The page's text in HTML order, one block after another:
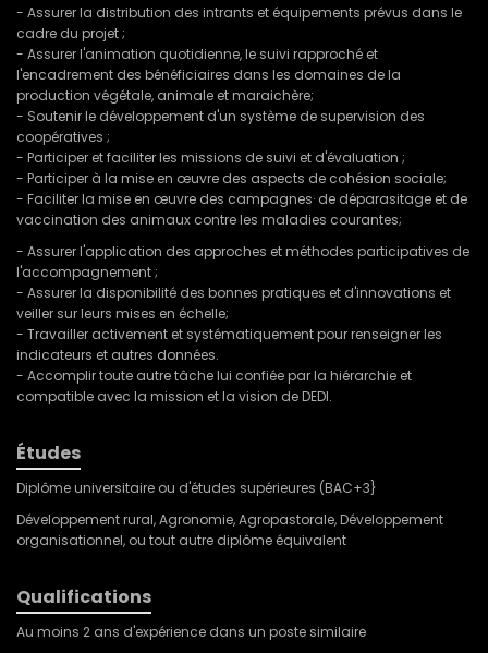
- Assurer la distribution des intrants et équipements prévus dans le
cadre du projet ;
- Assurer l'animation quotidienne, le suivi rapproché et
l'encadrement des bénéficiaires dans les domaines de la
production végétale, animale et maraichère;
- Soutenir le développement d'un système de supervision des
coopératives ;
- Participer et faciliter les missions de suivi et d'évaluation ;
- Participer à la mise en œuvre des aspects de cohésion sociale;
- Faciliter la mise en œuvre des campagnes· de déparasitage et de
vaccination des animaux contre les maladies courantes;
- Assurer l'application des approches et méthodes participatives de
l'accompagnement ;
- Assurer la disponibilité des bonnes pratiques et d'innovations et
veiller sur leurs mises en échelle;
- Travailler activement et systématiquement pour renseigner les
indicateurs et autres données.
- Accomplir toute autre tâche lui confiée par la hiérarchie et
compatible avec la mission et la vision de DEDI.
Études
Diplôme universitaire ou d'études supérieures (BAC+3}
Développement rural, Agronomie, Agropastorale, Développement
organisationnel, ou tout autre diplôme équivalent
Qualifications
Au moins 2 ans d'expérience dans un poste similaire